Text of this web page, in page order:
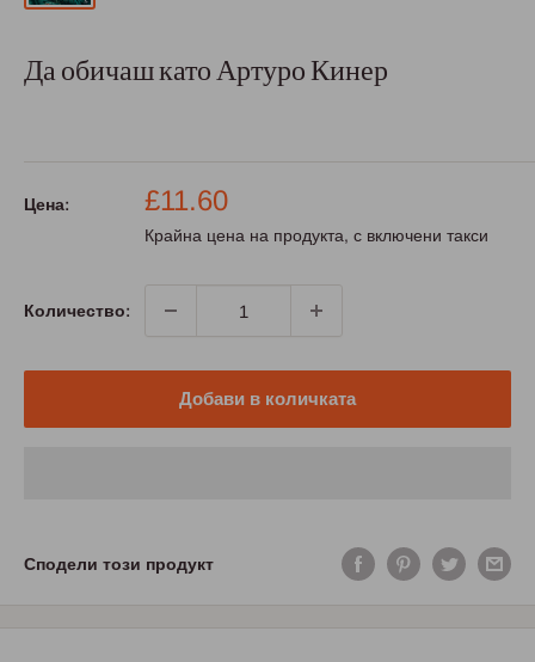
Да обичаш като Артуро Кинер
Цена:
Промо
цена
£11.60
Крайна цена на продукта, с включени такси
Количество:
Добави в количката
Сподели този продукт